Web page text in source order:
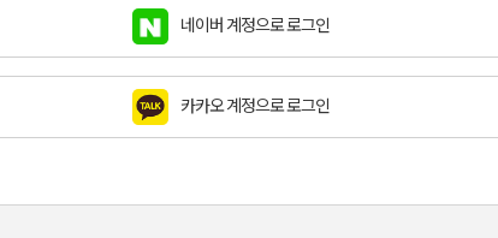
네이버 계정으로 로그인
카카오 계정으로 로그인